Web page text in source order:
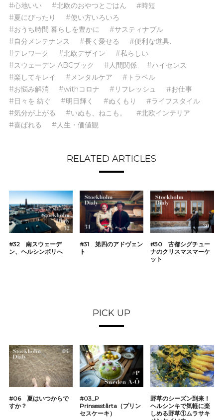
#心地いい
#北欧のおやつとごはん
#時短
#夏にぴったり
#使い方いろいろ
#おうち時間 暮らしを豊かに
#サスティナブル
#自分メンテナンス
#長く愛せる
#便利な道具､
#テレワーク
#北欧デザイン
#私らしい
#スウェーデン ABCブック
#人間関係
#ハイセンス
#楽してキレイ
#メンタルケア
#トラベル
#お悩み解消
#withコロナ #リフレッシュ
#お仕事
#日々を 紡ぐ
#明日輝く #ぬくもり
#ライフスタイル
#気分が上がる
#いぬも、ねこも。
#北欧インテリア
#喜ばれる
#人生・価値観
RELATED ARTICLES
#32 南スウェーデ
ン、ヘルシンボリへ
#31 第四のアドヴェン
ト
#30 古都シグチュー
ナのクリスマスマーケ
ット
PICK UP
#06 夏はいつからで
すか？
#03_P
Prinsesstårta（プリン
セスケーキ）
野草のシーズン到来！
ヘルシンキで気軽に楽
しめる野草①ムラサキ